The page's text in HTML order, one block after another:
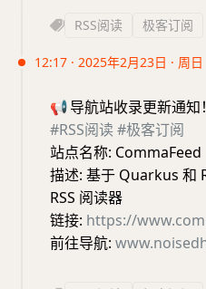
RSS阅读 极客订阅
12:17 · 2025年2月23日 · 周日
📢导航站收录更新通知！
#RSS阅读 #极客订阅
站点名称: CommaFeed
描述: 基于 Quarkus 和
RSS 阅读器
链接: https://
前往导航: